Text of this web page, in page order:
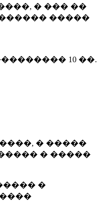
� ��� ��
�����
10 ��.
� �����
� �����
�